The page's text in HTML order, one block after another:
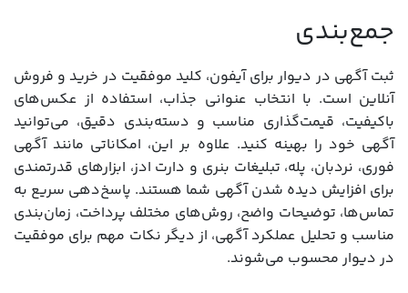
جمع‌بندی
ثبت آگهی در دیوار برای آیفون، کلید موفقیت در خرید و فروش
آنلاین است. با انتخاب عنوانی جذاب، استفاده از عکس‌های
باکیفیت، قیمت‌گذاری مناسب و دسته‌بندی دقیق، می‌توانید
آگهی خود را بهینه کنید. علاوه بر این، امکاناتی مانند آگهی
فوری، نردبان، پله، تبلیغات بنری و دارت ادز، ابزارهای قدرتمندی
برای افزایش دیده شدن آگهی شما هستند. پاسخ‌دهی سریع به
تماس‌ها، توضیحات واضح، روش‌های مختلف پرداخت، زمان‌بندی
مناسب و تحلیل عملکرد آگهی، از دیگر نکات مهم برای موفقیت
در دیوار محسوب می‌شوند.